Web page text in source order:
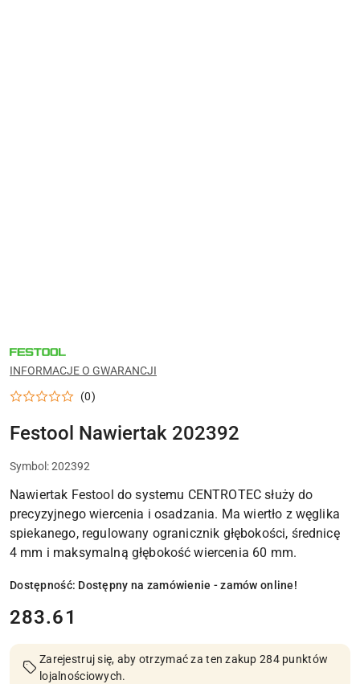
NARZĘDZIA
FESTOOL
DO
WARSZTATU,
MONTAŻU
WYKOŃCZENIOWYCH
INFORMACJE O GWARANCJI
(0)
Festool Nawiertak 202392
Symbol:202392
Nawiertak Festool do systemu CENTROTEC służy do
precyzyjnego wiercenia i osadzania. Ma wiertło z węglika
spiekanego, regulowany ogranicznik głębokości, średnicę
4 mm i maksymalną głębokość wiercenia 60 mm.
Dostępność: Dostępny na zamówienie - zamów online!
cena:
283.61
Zarejestruj się, aby otrzymać za ten zakup 284 punktów
lojalnościowych.